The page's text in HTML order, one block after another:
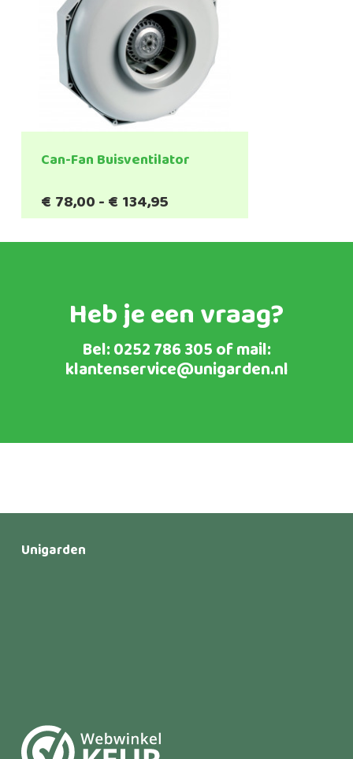
Can-Fan Buisventilator
€ 78,00-€ 134,95Prijsklasse:
€78,00
tot
Heb je een vraag?
Bel:0252 786 305of mail:
klantenservice@unigarden.nl
Unigarden